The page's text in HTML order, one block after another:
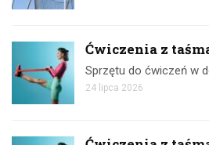
Ćwiczenia z
Sprzętu do ćwiczeń w
24 lipca 2026